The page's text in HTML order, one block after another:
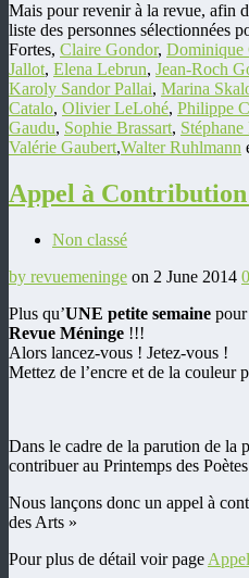
Mais pour revenir à la revue, afin
liste des personnes sélectionnées
Fortes, Claire Gondor, Dominique
Jallot, Elena Lebrun, Jean-Roch
Karoly Sandor Pallai, Marina
Catalo, Olivier LeLohé, Philippe
Gaudu, Sophie Brassart,
Valérie Gaubert,Walter Ruhlmann
Appel à Contribution
Non classé
by revuemeninge on 2 June 2014
Plus qu’UNE petite semaine
Revue Méninge !!!
Alors lancez-vous ! Jetez-vous !
Mettez de l’encre et de la couleur
Dans le cadre de la parution de la
contribuer au Printemps des
Nous lançons donc un appel à
des Arts »
Pour plus de détail voir page